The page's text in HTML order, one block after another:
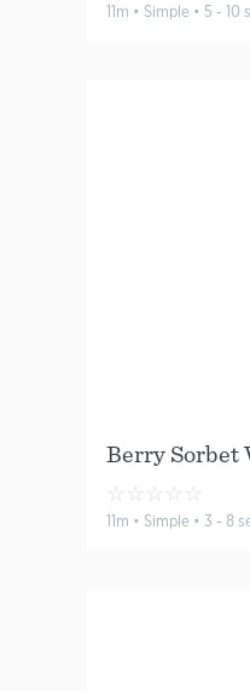
11m • Simple • 5 - 10
Berry Sorbet
☆☆☆☆☆
11m • Simple • 3 - 8